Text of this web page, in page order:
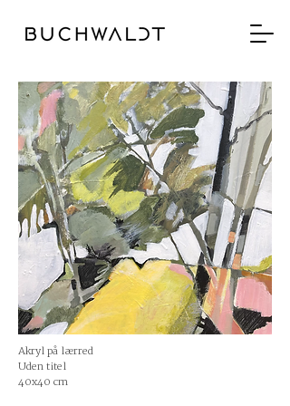
Akryl på lærred
Uden titel
40x40 cm